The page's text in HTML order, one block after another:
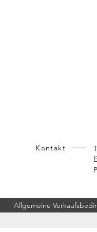
Kontakt
Allgemeine